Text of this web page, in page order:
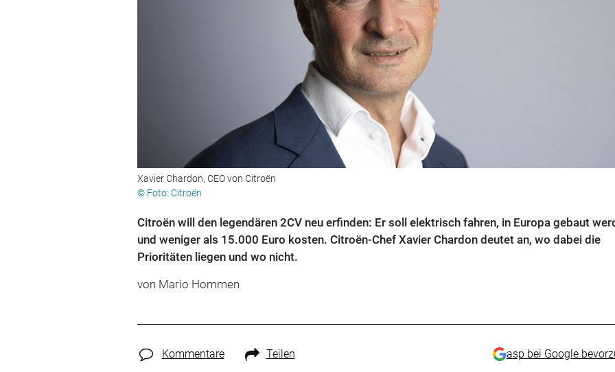
Xavier Chardon, CEO von Citroën
© Foto: Citroën
Citroën will den legendären 2CV neu erfinden: Er soll elektrisch fahren, in Europa gebaut
und weniger als 15.000 Euro kosten. Citroën-Chef Xavier Chardon deutet an, wo dabei die
Prioritäten liegen und wo nicht.
von Mario Hommen
Kommentare Teilen asp bei Google